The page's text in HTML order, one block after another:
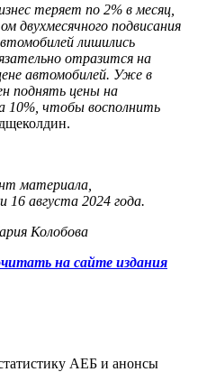
теряет по 2% в месяц,
двухмесячного подвисания
лишились
отразится на
автомобилей. Уже в
поднять цены на
чтобы восполнить
материала,
16 августа 2024 года.
Колобова
на сайте издания
АЕБ и анонсы